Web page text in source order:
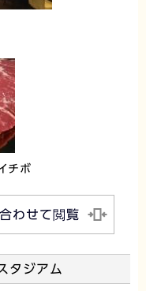
チボ
わせて閲覧
タジアム